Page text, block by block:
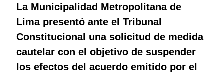
La Municipalidad Metropolitana de
Lima presentó ante el Tribunal
Constitucional una solicitud de medida
cautelar con el objetivo de suspender
los efectos del acuerdo emitido por el